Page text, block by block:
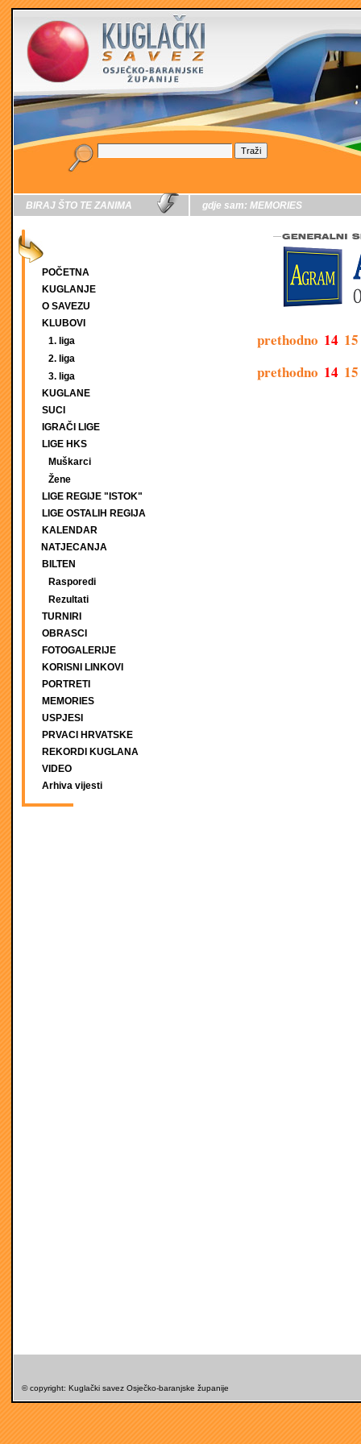
BIRAJ ŠTO TE ZANIMA
POČETNA
KUGLANJE
O SAVEZU
KLUBOVI
1. liga
2. liga
3. liga
KUGLANE
SUCI
IGRAČI LIGE
LIGE HKS
Muškarci
Žene
LIGE REGIJE "ISTOK"
LIGE OSTALIH REGIJA
KALENDAR
NATJECANJA
BILTEN
Rasporedi
Rezultati
TURNIRI
OBRASCI
FOTOGALERIJE
KORISNI LINKOVI
PORTRETI
MEMORIES
USPJESI
PRVACI HRVATSKE
REKORDI KUGLANA
VIDEO
Arhiva vijesti
gdje sam: MEMORIES
prethodno 14 15
prethodno 14 15
© copyright: Kuglački savez Osječko-baranjske županije